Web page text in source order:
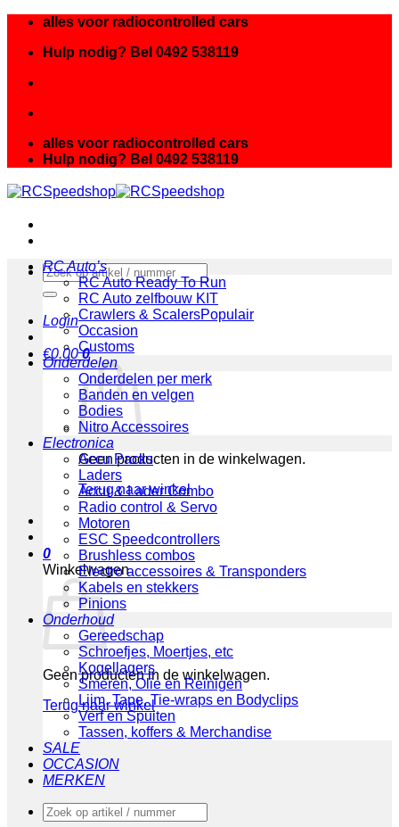
inhoud
alles voor radiocontrolled cars
Hulp nodig? Bel 0492 538119
alles voor radiocontrolled cars
Hulp nodig? Bel 0492 538119
Zoeken
naar:
Login
€0.00 0
Geen producten in de winkelwagen.
Terug naar winkel
0
Winkelwagen
Geen producten in de winkelwagen.
Terug naar winkel
RC Auto’s
RC Auto Ready To Run
RC Auto zelfbouw KIT
Crawlers & Scalers
Occasion
Customs
Onderdelen
Onderdelen per merk
Banden en velgen
Bodies
Nitro Accessoires
Electronica
Accu Packs
Laders
Accu & Lader Combo
Radio control & Servo
Motoren
ESC Speedcontrollers
Brushless combos
Electro accessoires & Transponders
Kabels en stekkers
Pinions
Onderhoud
Gereedschap
Schroefjes, Moertjes, etc
Kogellagers
Smeren, Olie en Reinigen
Lijm, Tape, Tie-wraps en Bodyclips
Verf en Spuiten
Tassen, koffers & Merchandise
SALE
OCCASION
MERKEN
Zoeken